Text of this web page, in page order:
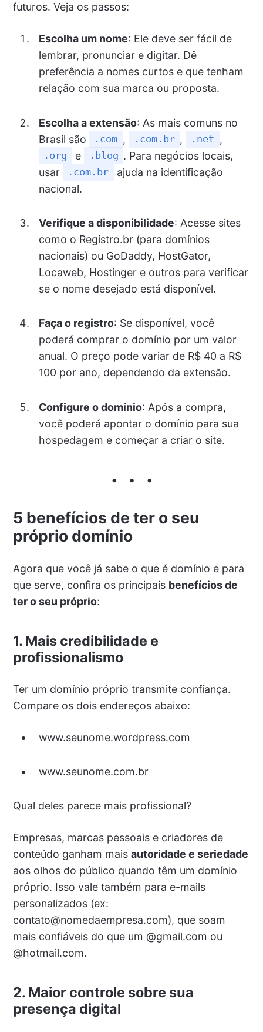
futuros. Veja os passos:
Escolha um nome: Ele deve ser fácil de
lembrar, pronunciar e digitar. Dê
preferência a nomes curtos e que tenham
relação com sua marca ou proposta.
Escolha a extensão: As mais comuns no
Brasil são
.com , .com.br , .net ,
.org e .blog . Para negócios locais,
usar
.com.br
ajuda na identificação
nacional.
Verifique a disponibilidade: Acesse sites
como o Registro.br (para domínios
nacionais) ou GoDaddy, HostGator,
Locaweb, Hostinger e outros para verificar
se o nome desejado está disponível.
Faça o registro: Se disponível, você
poderá comprar o domínio por um valor
anual. O preço pode variar de R$ 40 a R$
100 por ano, dependendo da extensão.
Configure o domínio: Após a compra,
você poderá apontar o domínio para sua
hospedagem e começar a criar o site.
5 benefícios de ter o seu
próprio domínio
Agora que você já sabe o que é domínio e para
que serve, confira os principais benefícios de
ter o seu próprio:
1. Mais credibilidade e
profissionalismo
Ter um domínio próprio transmite confiança.
Compare os dois endereços abaixo:
www.seunome.wordpress.com
www.seunome.com.br
Qual deles parece mais profissional?
Empresas, marcas pessoais e criadores de
conteúdo ganham mais autoridade e seriedade
aos olhos do público quando têm um domínio
próprio. Isso vale também para e-mails
personalizados (ex:
contato@nomedaempresa.com), que soam
mais confiáveis do que um @gmail.com ou
@hotmail.com.
2. Maior controle sobre sua
presença digital